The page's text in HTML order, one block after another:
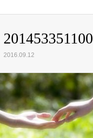
201453351100
2016.09.12